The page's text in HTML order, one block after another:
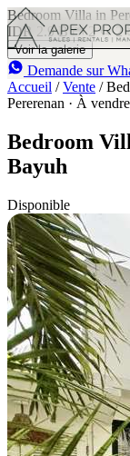
Bedroom Villa in
IDR 2.9 B
2 2
Voir la galerie
Demande sur
Accueil / Vente /
Pererenan · À vendre
Bedroom
Bayuh
Disponible